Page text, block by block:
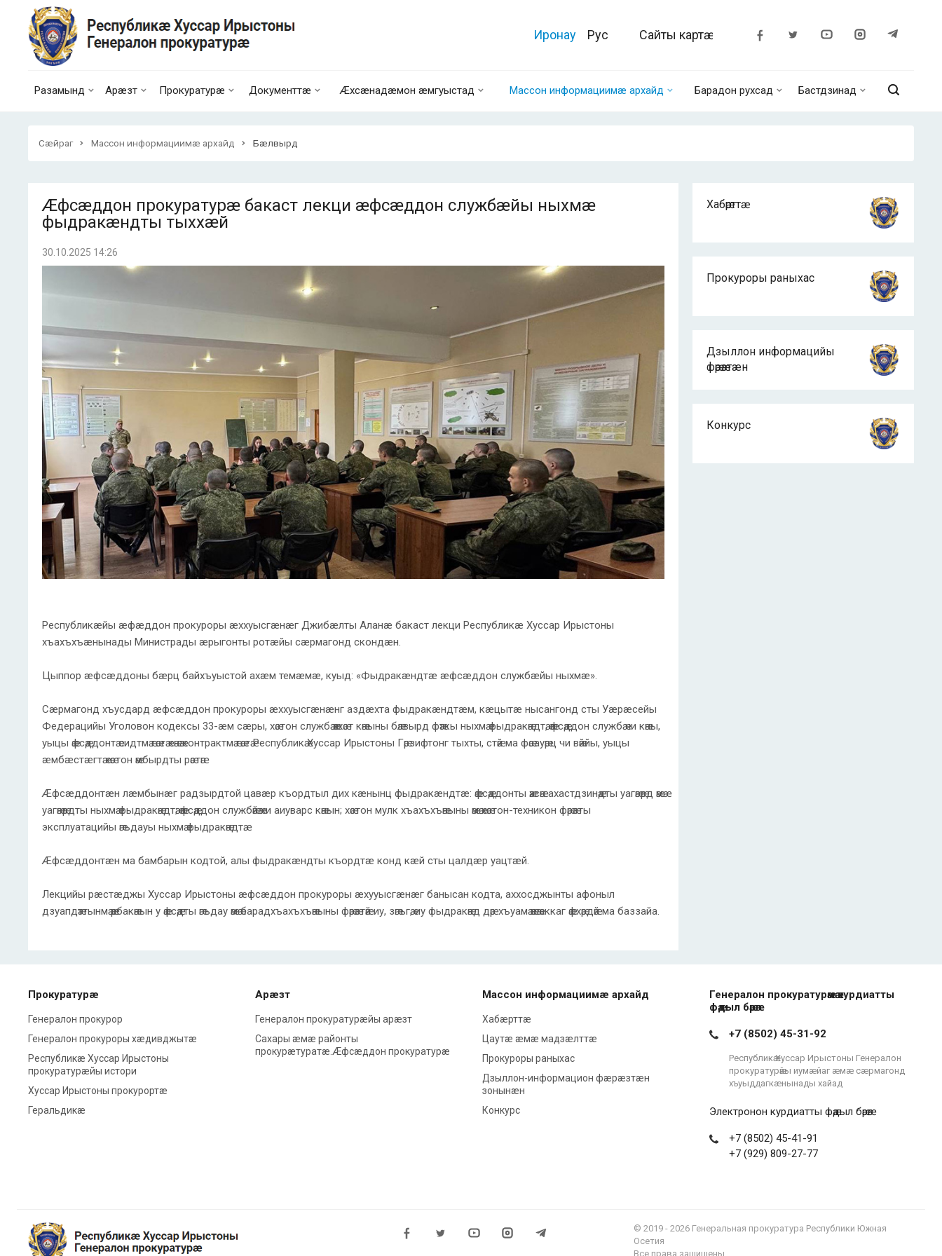
Иронау Рус Сайты картӕ
Разамынд Арæзт Прокуратурæ Документтæ Æхсæнадæмон æмгуыстад Массон информациимæ архайд Барадон рухсад Бастдзинад
Сæйраг Массон информациимæ архайд Бæлвырд
Æфсæддон прокуратурæ бакаст лекци æфсæддон службæйы ныхмæ
фыдракæндты тыххæй
30.10.2025 14:26
Республикæйы æфæддон прокуроры æххуысгæнæг Джибæлты Аланæ бакаст лекци Республикæ Хуссар Ирыстоны
хъахъхъæнынады Министрады æрыгонты ротæйы сæрмагонд скондæн.
Цыппор æфсæддоны бæрц байхъуыстой ахæм темæмæ, куыд: «Фыдракæндтæ æфсæддон службæйы ныхмæ».
Сæрмагонд хъусдард æфсæддон прокуроры æххуысгæнæнг аздæхта фыдракæндтæм, кæцытæ нысангонд сты Уæрæсейы
Федерацийы Уголовон кодексы 33-æм сæры, хӕстон службӕ ӕххӕст кӕныны бӕлвырд фӕткы ныхмӕ фыдракӕндтӕ, ӕфсӕддон службӕ чи кӕны,
уыцы ӕфсӕддонтӕ сидтмӕ гӕсгӕ кӕнӕ контрактмӕ гӕсгӕ Республикӕ Хуссар Ирыстоны Гӕрзифтонг тыхты, стӕй ма фӕсауӕрц чи вӕййы, уыцы
æмбæстæгтӕ хӕстон ӕмбырдты рӕстӕг.
Æфсæддонтæн лæмбынæг радзырдтой цавæр къордтыл дих кæнынц фыдракæндтæ: ӕфсӕддонты ӕхсӕн ахастдзинӕдты уагӕвӕрд ӕмӕ
уагӕвӕрдты ныхмӕ фыдракӕндтӕ; ӕфсӕддон службӕйӕ хи аиуварс кӕнын; хӕстон мулк хъахъхъӕныны ӕмӕ хӕстон-техникон фӕрӕзты
эксплуатацийы ӕгъдауы ныхмӕ фыдракӕндтӕ.
Æфсæддонтæн ма бамбарын кодтой, алы фыдракæндты къордтæ конд кæй сты цалдæр уацтæй.
Лекцийы рæстæджы Хуссар Ирыстоны æфсæддон прокуроры æхууысгæнæг банысан кодта, аххосджынты афоныл
дзуапдӕттынмӕ ӕрбакӕнын у ӕфсӕдты ӕгъдау ӕмӕ барадхъахъхъӕныны фӕрӕзтӕй иу, зӕгъгӕ, иу фыдракӕнд дӕр хъуамӕ ӕнӕ аккаг ӕфхӕрдӕй ма баззайа.
Хабӕрттӕ
Прокуроры раныхас
Дзыллон информацийы
фӕрӕзтæн
Конкурс
Прокуратурæ
Генералон прокурор
Генералон прокуроры хæдивджытæ
Республикæ Хуссар Ирыстоны
прокуратурæйы истори
Хуссар Ирыстоны прокурортæ
Геральдикæ
Арæзт
Генералон прокуратурæйы арæзт
Сахары æмæ районты
прокурæтуратæ.Æфсæддон прокуратурæ
Массон информациимæ архайд
Хабæрттæ
Цаутæ æмæ мадзæлттæ
Прокуроры раныхас
Дзыллон-информацион фæрæзтæн
зонынæн
Конкурс
Генералон прокуратурӕмӕ курдиатты
фӕдыл бӕрӕг
+7 (8502) 45-31-92
Республикӕ Хуссар Ирыстоны Генералон
прокуратурӕйы иумæйаг æмæ сæрмагонд
хъуыддагкæнынады хайад
Электронон курдиатты фӕдыл бӕрӕг
+7 (8502) 45-41-91
+7 (929) 809-27-77
© 2019 - 2026 Генеральная прокуратура Республики Южная
Осетия
Все права защищены.